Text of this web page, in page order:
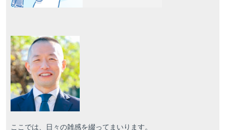
ここでは、日々の雑感を綴ってまいります。